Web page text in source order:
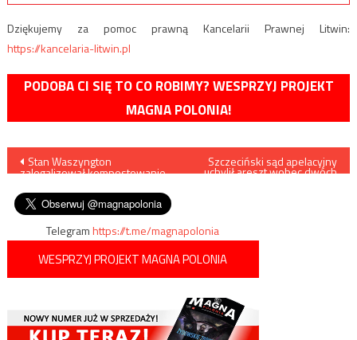
Dziękujemy za pomoc prawną Kancelarii Prawnej Litwin:
https://kancelaria-litwin.pl
PODOBA CI SIĘ TO CO ROBIMY? WESPRZYJ PROJEKT
MAGNA POLONIA!
Nawigacja
wpisu
Stan Waszyngton
zalegalizował kompostowanie
Szczeciński sąd apelacyjny
uchylił areszt wobec dwóch
Telegramhttps://t.me/magnapolonia
WESPRZYJ PROJEKT MAGNA POLONIA